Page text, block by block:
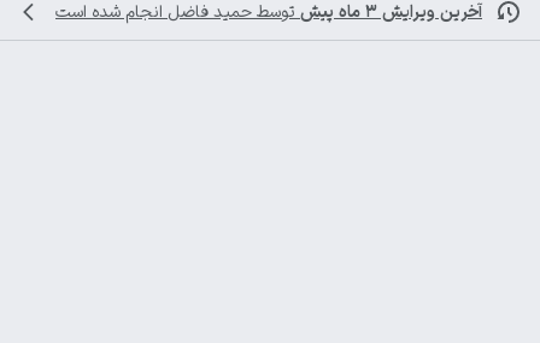
آخرین ویرایش ۳ ماه پیش توسط حمید فاضل انجام شده است